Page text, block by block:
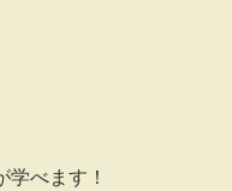
学べます！